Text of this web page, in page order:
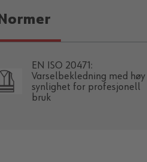
Normer
EN ISO 20471:
Varselbekledning med høy
synlighet for profesjonell
bruk